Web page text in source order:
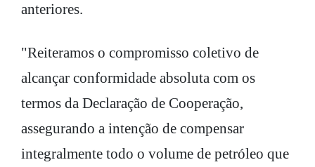
anteriores.
"Reiteramos o compromisso coletivo de
alcançar conformidade absoluta com os
termos da Declaração de Cooperação,
assegurando a intenção de compensar
integralmente todo o volume de petróleo que